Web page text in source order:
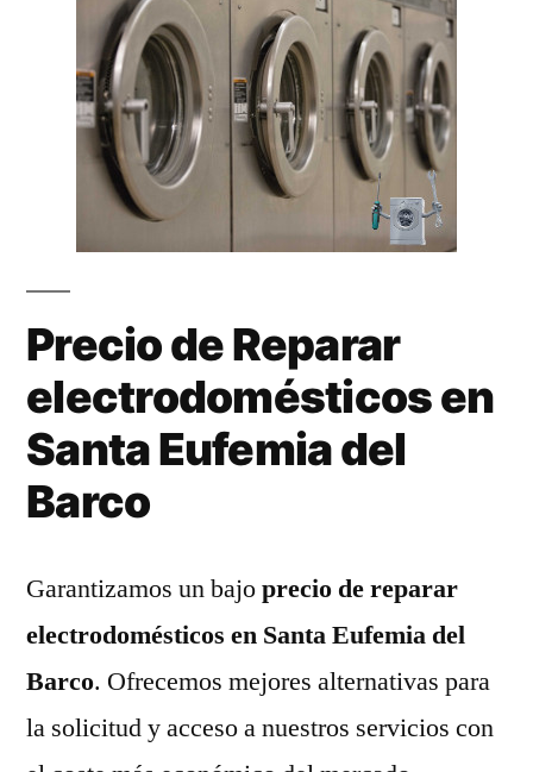
Precio de Reparar
electrodomésticos en
Santa Eufemia del
Barco
Garantizamos un bajoprecio de reparar
electrodomésticos en Santa Eufemia del
Barco. Ofrecemos mejores alternativas para
la solicitud y acceso a nuestros servicios con